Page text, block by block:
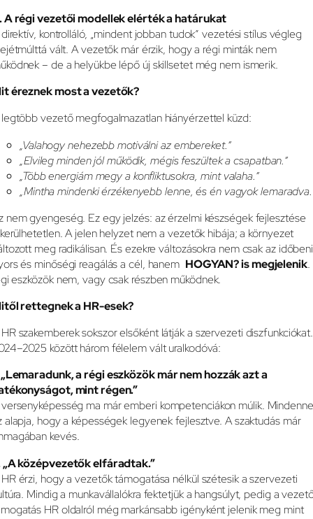
A régi vezetői modellek elérték a határukat
kontrolláló, „mindent jobban tudok” vezetési stílus végleg
vált. A vezetők már érzik, hogy a régi minták nem
– de a helyükbe lépő új skillsetet még nem ismerik.
éreznek most a vezetők?
vezető megfogalmazatlan hiányérzettel küzd:
„Valahogy nehezebb motiválni az embereket.”
„Elvileg minden jól működik, mégis feszültek a csapatban.”
„Több energiám megy a konfliktusokra, mint valaha.”
„Mintha mindenki érzékenyebb lenne, és én vagyok
nem gyengeség. Ez egy jelzés: az érzelmi készségek fejlesztése
A jelen helyzet nem a vezetők hibája; a környezet
meg radikálisan. És ezekre változásokra nem csak az időbeni
és minőségi reagálás a cél, hanem HOGYAN? is megjelenik.
eszközök nem, vagy csak részben működnek.
rettegnek a HR-esek?
szakemberek sokszor elsőként látják a szervezeti diszfunkciókat.
között három félelem vált uralkodóvá:
„Lemaradunk, a régi eszközök már nem hozzák azt a
mint régen.”
ma már emberi kompetenciákon múlik.
alapja, hogy a képességek legyenek fejlesztve. A szaktudás már
kevés.
„A középvezetők elfáradtak.”
érzi, hogy a vezetők támogatása nélkül szétesik a szervezeti
Mindig a munkavállalókra fektetjük a hangsúlyt, pedig a
HR oldalról még markánsabb igényként jelenik meg mint